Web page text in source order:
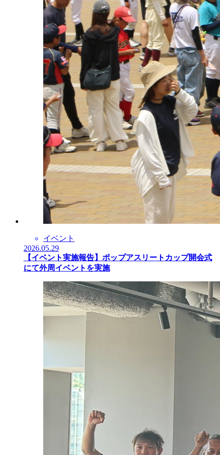
イベント
2026.05.29
【イベント実施報告】ポップアスリートカップ開会式
にて外周イベントを実施